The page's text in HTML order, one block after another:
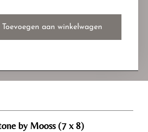
Toevoegen aan winkelwagen
by Mooss (7 x 8)